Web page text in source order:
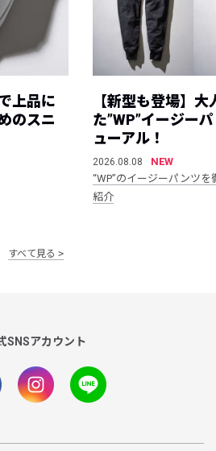
上品に
のスニ
【新型も登場】大
た”WP”イージー
ューアル！
2026.08.08
NEW
“WP”のイージーパンツ
紹介
すべて見る
SNSアカウント